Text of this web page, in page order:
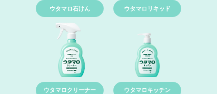
ウタマロ石けん ウタマロリキッド
ウタマロクリーナー ウタマロキッチン